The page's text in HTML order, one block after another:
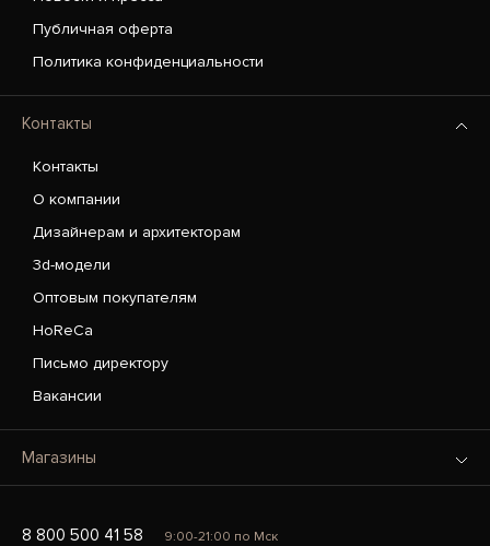
Публичная оферта
Политика конфиденциальности
Контакты
Контакты
О компании
Дизайнерам и архитекторам
3d-модели
Оптовым покупателям
HoReCa
Письмо директору
Вакансии
Магазины
8 800 500 41 58 9:00-21:00 по Мск